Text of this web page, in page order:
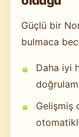
Güçlü bir
bulmaca
Daha iyi
Gelişmiş